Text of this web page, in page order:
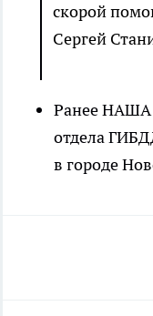
скорой
Сергей
Ранее НАША
отдела
в городе